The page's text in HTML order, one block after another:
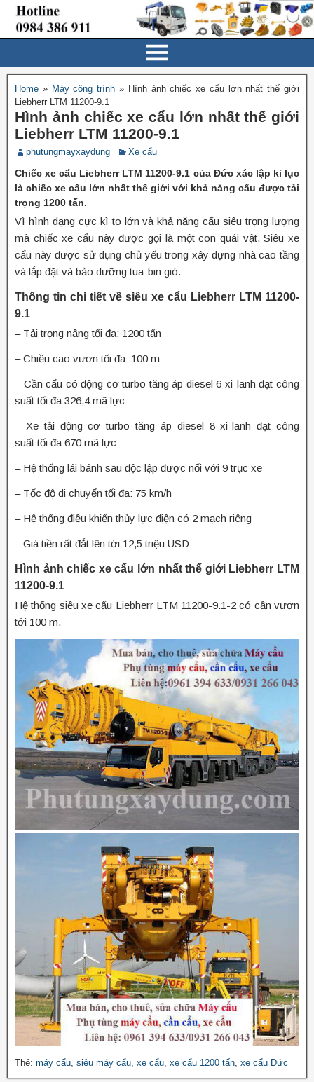
Home » Máy công trình » Hình ảnh chiếc xe cẩu lớn nhất thế giới
Liebherr LTM 11200-9.1
Hình ảnh chiếc xe cẩu lớn nhất thế giới
Liebherr LTM 11200-9.1
phutungmayxaydung Xe cẩu
Chiếc xe cẩu Liebherr LTM 11200-9.1 của Đức xác lập kỉ lục
là chiếc xe cẩu lớn nhất thế giới với khả năng cẩu được tải
trọng 1200 tấn.
Vì hình dạng cực kì to lớn và khả năng cẩu siêu trọng lượng
mà chiếc xe cẩu này được gọi là một con quái vật. Siêu xe
cẩu này được sử dụng chủ yếu trong xây dựng nhà cao tầng
và lắp đặt và bảo dưỡng tua-bin gió.
Thông tin chi tiết về siêu xe cẩu Liebherr LTM 11200-
9.1
– Tải trọng nâng tối đa: 1200 tấn
– Chiều cao vươn tối đa: 100 m
– Cần cẩu có động cơ turbo tăng áp diesel 6 xi-lanh đạt công
suất tối đa 326,4 mã lực
– Xe tải động cơ turbo tăng áp diesel 8 xi-lanh đạt công
suất tối đa 670 mã lực
– Hệ thống lái bánh sau độc lập được nối với 9 trục xe
– Tốc độ di chuyển tối đa: 75 km/h
– Hệ thống điều khiển thủy lực điện có 2 mạch riêng
– Giá tiền rất đắt lên tới 12,5 triệu USD
Hình ảnh chiếc xe cẩu lớn nhất thế giới Liebherr LTM
11200-9.1
Hệ thống siêu xe cẩu Liebherr LTM 11200-9.1-2 có cần vươn
tới 100 m.
Thẻ: máy cẩu siêu máy cẩu xe cẩu xe cẩu 1200 tấn xe cẩu Đức